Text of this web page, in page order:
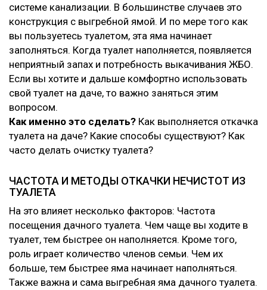
системе канализации. В большинстве случаев это
конструкция с выгребной ямой. И по мере того как
вы пользуетесь туалетом, эта яма начинает
заполняться. Когда туалет наполняется, появляется
неприятный запах и потребность выкачивания ЖБО.
Если вы хотите и дальше комфортно использовать
свой туалет на даче, то важно заняться этим
вопросом.
Как именно это сделать? Как выполняется откачка
туалета на даче? Какие способы существуют? Как
часто делать очистку туалета?
ЧАСТОТА И МЕТОДЫ ОТКАЧКИ НЕЧИСТОТ ИЗ
ТУАЛЕТА
На это влияет несколько факторов: Частота
посещения дачного туалета. Чем чаще вы ходите в
туалет, тем быстрее он наполняется. Кроме того,
роль играет количество членов семьи. Чем их
больше, тем быстрее яма начинает наполняться.
Также важна и сама выгребная яма дачного туалета.